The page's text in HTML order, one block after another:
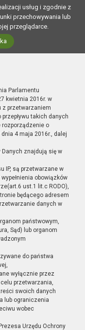
usług i zgodnie z
przechowywania lub
przeglądarce.
Parlamentu
kwietnia 2016r. w
z przetwarzaniem
takich danych
rozporządzenie o
4 maja 2016r., dalej
znajdują się w
IP, są przetwarzane w
obowiązków
ust.1 lit.c RODO),
będącego adresem
danych w
państwowym,
Sąd) lub organom
do państwa
wyłącznie przez
przetwarzania,
swoich danych
lub ograniczenia
wobec
Urzędu Ochrony